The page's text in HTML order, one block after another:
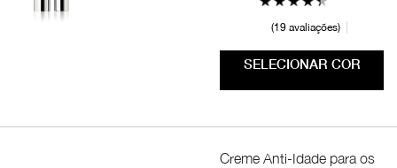
19 avaliações
SELECIONAR COR
Creme Anti-Idade para os